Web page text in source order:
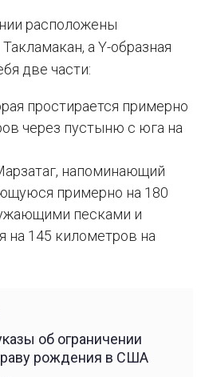
расположены
а Y-образная
две части:
простирается примерно
через пустыню с юга на
напоминающий
примерно на 180
песками и
на 145 километров на
об ограничении
рождения в США